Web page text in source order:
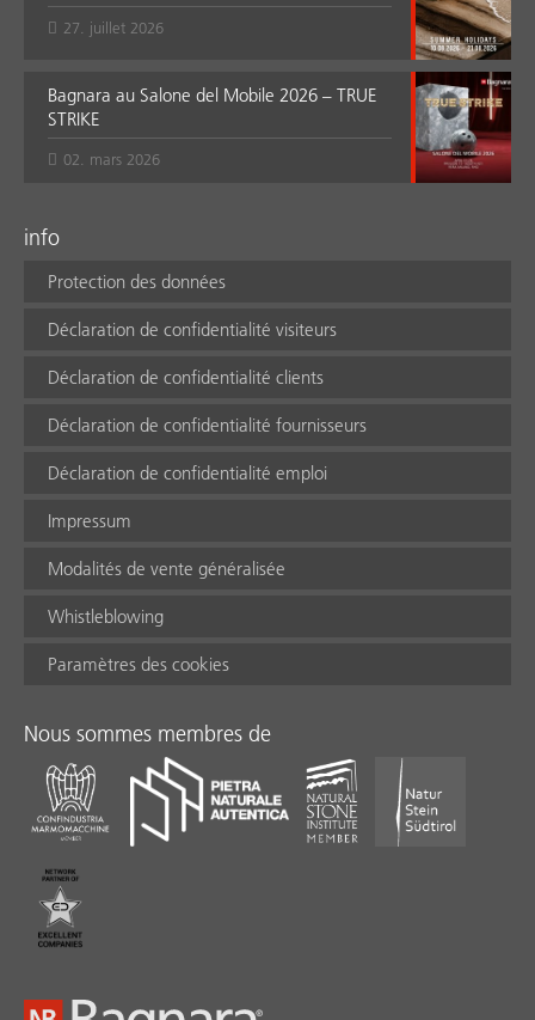
27. juillet 2026
Bagnara au Salone del Mobile 2026 – TRUE
STRIKE
02. mars 2026
info
Protection des données
Déclaration de confidentialité visiteurs
Déclaration de confidentialité clients
Déclaration de confidentialité fournisseurs
Déclaration de confidentialité emploi
Impressum
Modalités de vente généralisée
Whistleblowing
Paramètres des cookies
Nous sommes membres de